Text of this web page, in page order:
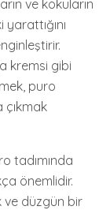
ve kokuların
kremsi gibi
puro
çıkmak
tadımında
önemlidir.
ve düzgün bir